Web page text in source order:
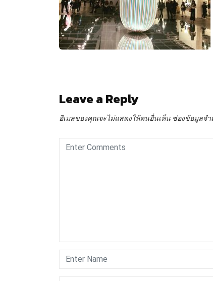
Leave a Reply
อีเมลของคุณจะไม่แสดงให้คนอื่นเห็น ช่องข้อมูลจำ